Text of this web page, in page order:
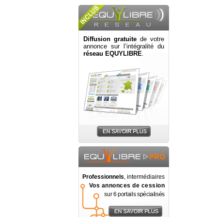
Diffusion gratuite de votre
annonce sur l’intégralité du
réseau EQUYLIBRE.
Professionnels, intermédiaires
Vos annonces de cession
sur 6 portails spécialisés